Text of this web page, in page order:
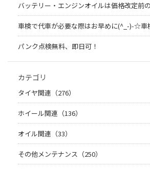
バッテリー・エンジンオイルは価格改定前
車検で代車が必要な際はお早めに(^_-)-☆車
パンク点検無料、即日可！
カテゴリ
タイヤ関連（276）
ホイール関連（136）
オイル関連（33）
その他メンテナンス（250）